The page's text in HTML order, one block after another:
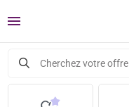
Menu
Cherchez votre offre